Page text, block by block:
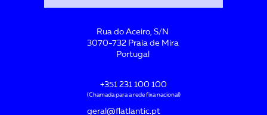
Rua do Aceiro, S/N
3070-732 Praia de Mira
Portugal
+351 231 100 100
(Chamada para a rede fixa nacional)
geral@flatlantic.pt